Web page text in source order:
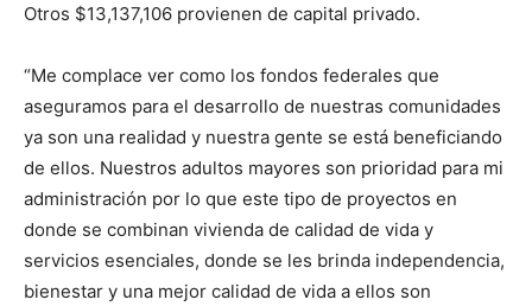
Otros $13,137,106 provienen de capital privado.
“Me complace ver como los fondos federales que
aseguramos para el desarrollo de nuestras comunidades
ya son una realidad y nuestra gente se está beneficiando
de ellos. Nuestros adultos mayores son prioridad para mi
administración por lo que este tipo de proyectos en
donde se combinan vivienda de calidad de vida y
servicios esenciales, donde se les brinda independencia,
bienestar y una mejor calidad de vida a ellos son